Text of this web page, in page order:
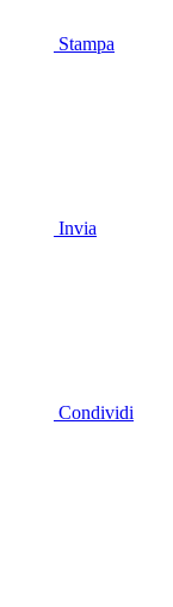
Stampa
Invia
Condividi